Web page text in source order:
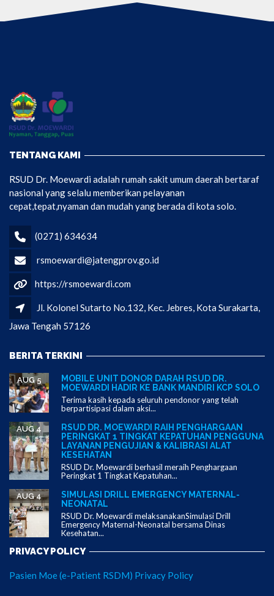
TENTANG KAMI
RSUD Dr. Moewardi adalah rumah sakit umum daerah bertaraf
nasional yang selalu memberikan pelayanan
cepat,tepat,nyaman dan mudah yang berada di kota solo.
(0271) 634634
rsmoewardi@jatengprov.go.id
https://rsmoewardi.com
Jl. Kolonel Sutarto No.132, Kec. Jebres, Kota Surakarta,
Jawa Tengah 57126
BERITA TERKINI
MOBILE UNIT DONOR DARAH RSUD DR.
MOEWARDI HADIR KE BANK MANDIRI KCP SOLO
AUG 5
Terima kasih kepada seluruh pendonor yang telah
berpartisipasi dalam aksi...
RSUD DR. MOEWARDI RAIH PENGHARGAAN
PERINGKAT 1 TINGKAT KEPATUHAN PENGGUNA
LAYANAN PENGUJIAN & KALIBRASI ALAT
KESEHATAN
AUG 4
RSUD Dr. Moewardi berhasil meraih Penghargaan
Peringkat 1 Tingkat Kepatuhan...
SIMULASI DRILL EMERGENCY MATERNAL-
NEONATAL
AUG 4
RSUD Dr. Moewardi melaksanakanSimulasi Drill
Emergency Maternal-Neonatal bersama Dinas
Kesehatan...
PRIVACY POLICY
Pasien Moe (e-Patient RSDM) Privacy Policy